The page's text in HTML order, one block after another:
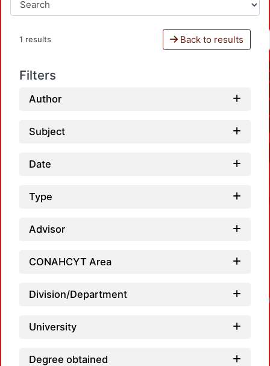
1 results Back to results
Filters
Author
Subject
Date
Type
Advisor
CONAHCYT Area
Division/Department
University
Degree obtained